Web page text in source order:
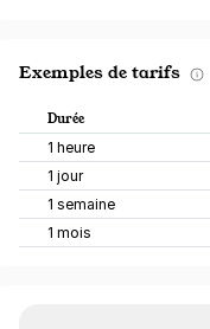
Exemples de tarifs
Durée
1 heure
1 jour
1 semaine
1 mois